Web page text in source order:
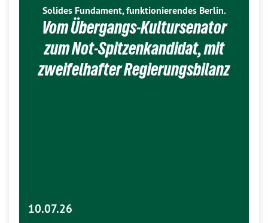
Solides Fundament, funktionierendes Berlin.
Vom Übergangs-Kultursenator
zum Not-Spitzenkandidat, mit
zweifelhafter Regierungsbilanz
10.07.26